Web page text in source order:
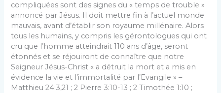
compliquées sont des signes du « temps de trouble »
annoncé par Jésus. Il doit mettre fin à l’actuel monde
mauvais, avant d’établir son royaume millénaire. Alors
tous les humains, y compris les gérontologues qui ont
cru que l’homme atteindrait 110 ans d’âge, seront
étonnés et se réjouiront de connaître que notre
Seigneur Jésus-Christ « a détruit la mort et a mis en
évidence la vie et l’immortalité par l’Evangile » –
Matthieu 24:3,21 ; 2 Pierre 3:10-13 ; 2 Timothée 1:10 ;